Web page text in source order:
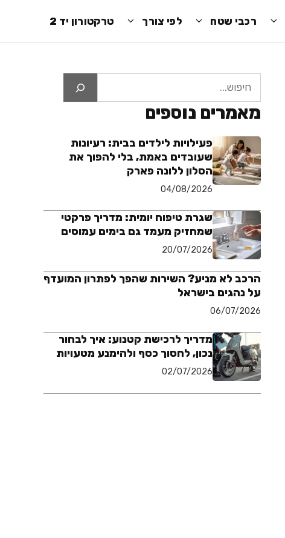
רכבי שטח לפי צורך טרקטורון יד 2
מאמרים נוספים
פעילויות לילדים בבית: רעיונות
שעובדים באמת, בלי להפוך את
הסלון ללונה פארק
04/08/2026
שגרת טיפוח יומית: מדריך פרקטי
שמחזיק מעמד גם בימים עמוסים
20/07/2026
הרכב לא מניע? השירות שהפך לפתרון המועדף
על נהגים בישראל
06/07/2026
מדריך לרכישת קטנוע: איך לבחור
נכון, לחסוך כסף ולהימנע מטעויות
02/07/2026